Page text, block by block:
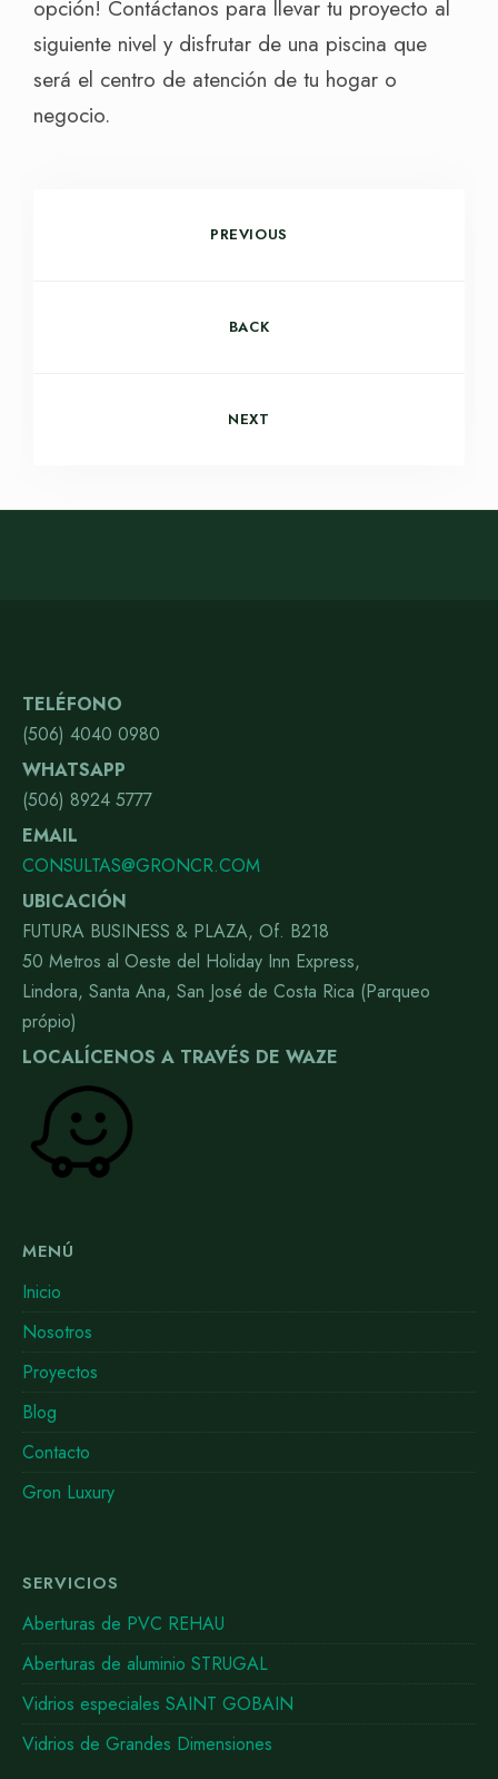
opción! Contáctanos para llevar tu proyecto al
siguiente nivel y disfrutar de una piscina que
será el centro de atención de tu hogar o
negocio.
PREVIOUS
BACK
NEXT
TELÉFONO
(506) 4040 0980
WHATSAPP
(506) 8924 5777
EMAIL
CONSULTAS@GRONCR.COM
UBICACIÓN
FUTURA BUSINESS & PLAZA, Of. B218
50 Metros al Oeste del Holiday Inn Express,
Lindora, Santa Ana, San José de Costa Rica (Parqueo
própio)
LOCALÍCENOS A TRAVÉS DE WAZE
MENÚ
Inicio
Nosotros
Proyectos
Blog
Contacto
Gron Luxury
SERVICIOS
Aberturas de PVC REHAU
Aberturas de aluminio STRUGAL
Vidrios especiales SAINT GOBAIN
Vidrios de Grandes Dimensiones